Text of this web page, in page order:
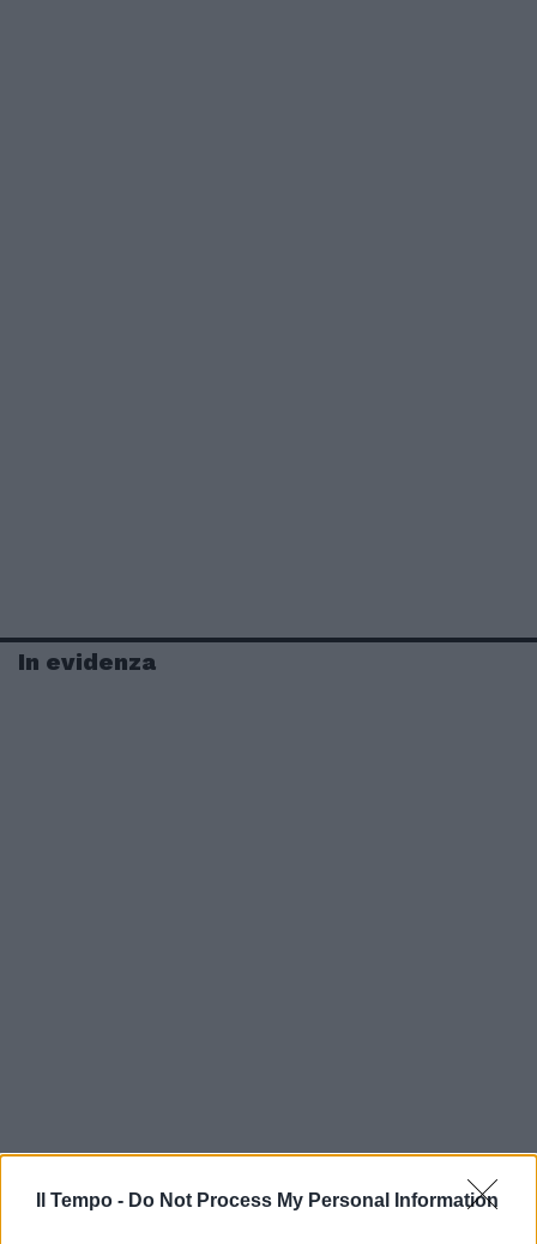
Il Tempo - Do Not Process My Personal Information
In evidenza